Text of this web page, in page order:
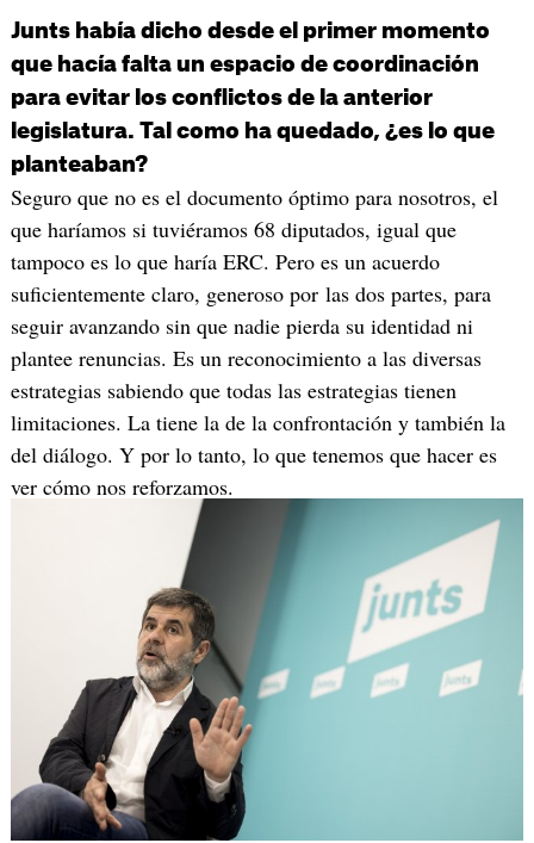
Junts había dicho desde el primer momento
que hacía falta un espacio de coordinación
para evitar los conflictos de la anterior
legislatura. Tal como ha quedado, ¿es lo que
planteaban?
​Seguro que no es el documento óptimo para nosotros, el
que haríamos si tuviéramos 68 diputados, igual que
tampoco es lo que haría ERC. Pero es un acuerdo
suficientemente claro, generoso por las dos partes, para
seguir avanzando sin que nadie pierda su identidad ni
plantee renuncias. Es un reconocimiento a las diversas
estrategias sabiendo que todas las estrategias tienen
limitaciones. La tiene la de la confrontación y también la
del diálogo. Y por lo tanto, lo que tenemos que hacer es
ver cómo nos reforzamos.